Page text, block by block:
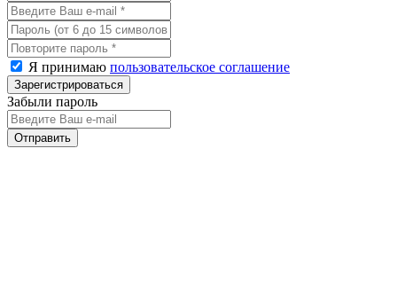
Я принимаю пользовательское соглашение
Забыли пароль